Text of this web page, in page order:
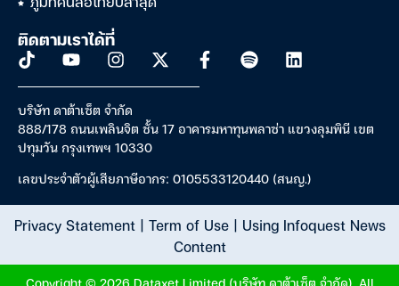
ภูมิทัศน์สื่อไทยปีล่าสุด
ติดตามเราได้ที่
บริษัท ดาต้าเซ็ต จำกัด
888/178 ถนนเพลินจิต ชั้น 17 อาคารมหาทุนพลาซ่า แขวงลุมพินี เขต
ปทุมวัน กรุงเทพฯ 10330
เลขประจำตัวผู้เสียภาษีอากร: 0105533120440 (สนญ.)
Privacy Statement| Term of Use| Using Infoquest News
Content